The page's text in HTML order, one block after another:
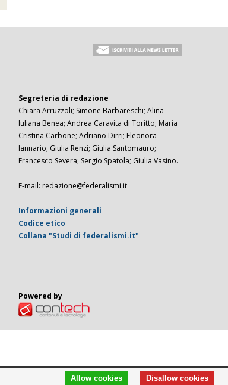
Segreteria di redazione
Chiara Arruzzoli; Simone Barbareschi; Alina
Iuliana Benea; Andrea Caravita di Toritto; Maria
Cristina Carbone; Adriano Dirri; Eleonora
Iannario; Giulia Renzi; Giulia Santomauro;
Francesco Severa; Sergio Spatola; Giulia Vasino.
E-mail: redazione@federalismi.it
Informazioni generali
Codice etico
Collana "Studi di federalismi.it"
Powered by
Disallow cookies
Allow cookies